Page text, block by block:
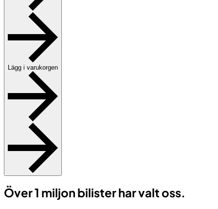
Lägg i varukorgen
Över 1 miljon bilister har valt oss.